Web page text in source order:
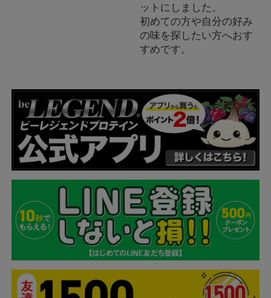
ットにしました。
初めての方や自分の好み
の味を探したい方へおす
すめです。